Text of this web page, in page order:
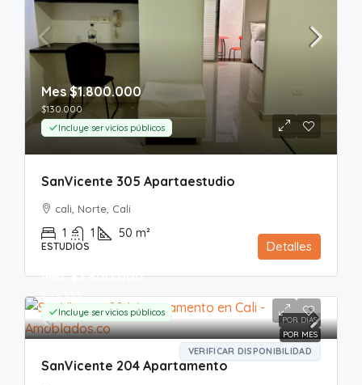
Mes $1.800.000
$130.000
Incluye servicios públicos
SanVicente 305 Apartaestudio
cali, Norte, Cali
1 1 50 m²
ESTUDIOS Detalles
POR DIAS
POR MES
VERIFICAR DISPONIBILIDAD
Mes$2.800.000
Incluye servicios públicos
SanVicente 204 Apartamento